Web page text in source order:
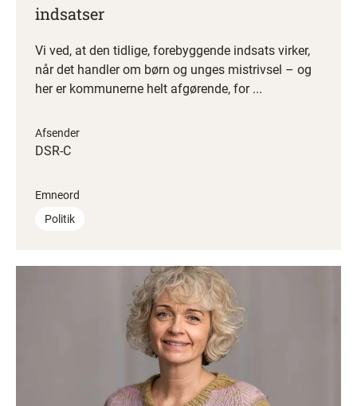
indsatser
Vi ved, at den tidlige, forebyggende indsats virker,
når det handler om børn og unges mistrivsel – og
her er kommunerne helt afgørende, for ...
Afsender
DSR-C
Emneord
Politik